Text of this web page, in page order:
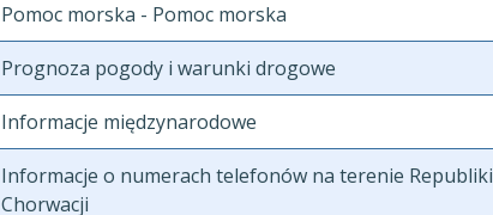
Pomoc morska - Pomoc morska
Prognoza pogody i warunki drogowe
Informacje międzynarodowe
Informacje o numerach telefonów na terenie Republiki
Chorwacji